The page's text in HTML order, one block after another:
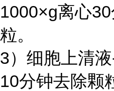
1000×g离心
粒。
3）细胞上清
10分钟去除颗